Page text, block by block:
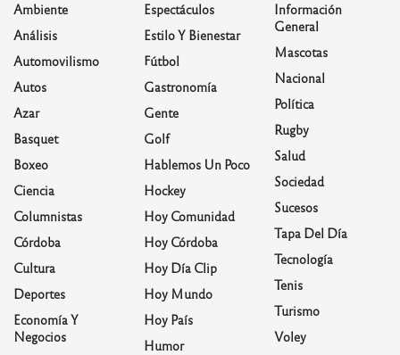
Ambiente
Análisis
Automovilismo
Autos
Azar
Basquet
Boxeo
Ciencia
Columnistas
Córdoba
Cultura
Deportes
Economía Y
Negocios
Espectáculos
Estilo Y Bienestar
Fútbol
Gastronomía
Gente
Golf
Hablemos Un Poco
Hockey
Hoy Comunidad
Hoy Córdoba
Hoy Día Clip
Hoy Mundo
Hoy País
Humor
Información
General
Mascotas
Nacional
Política
Rugby
Salud
Sociedad
Sucesos
Tapa Del Día
Tecnología
Tenis
Turismo
Voley